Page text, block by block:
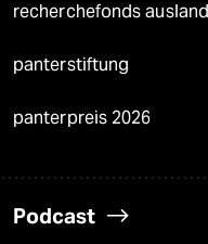
recherchefonds ausland
panterstiftung
panterpreis 2026
Podcast